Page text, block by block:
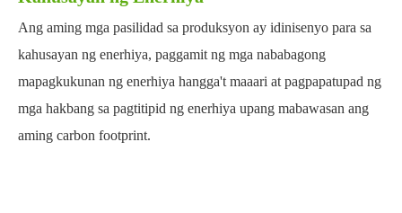
Ang aming mga pasilidad sa produksyon ay idinisenyo para sa
kahusayan ng enerhiya, paggamit ng mga nababagong
mapagkukunan ng enerhiya hangga't maaari at pagpapatupad ng
mga hakbang sa pagtitipid ng enerhiya upang mabawasan ang
aming carbon footprint.